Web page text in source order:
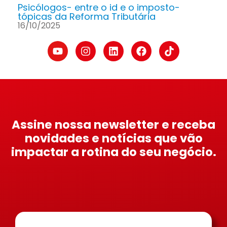
Psicólogos- entre o id e o imposto-
tópicas da Reforma Tributária
16/10/2025
Assine nossa newsletter e receba
novidades e notícias que vão
impactar a rotina do seu negócio.